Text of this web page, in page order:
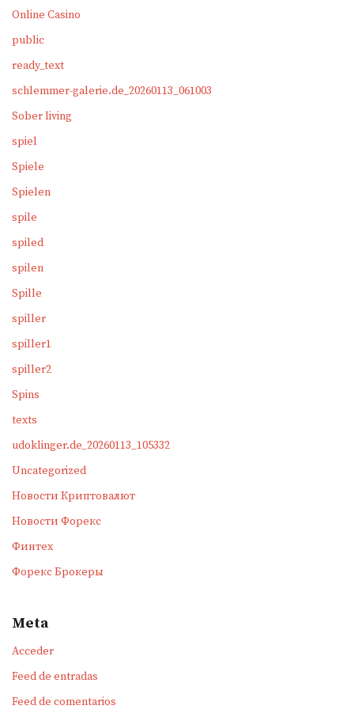
Online Casino
public
ready_text
schlemmer-galerie.de_20260113_061003
Sober living
spiel
Spiele
Spielen
spile
spiled
spilen
Spille
spiller
spiller1
spiller2
Spins
texts
udoklinger.de_20260113_105332
Uncategorized
Новости Криптовалют
Новости Форекс
Финтех
Форекс Брокеры
Meta
Acceder
Feed de entradas
Feed de comentarios